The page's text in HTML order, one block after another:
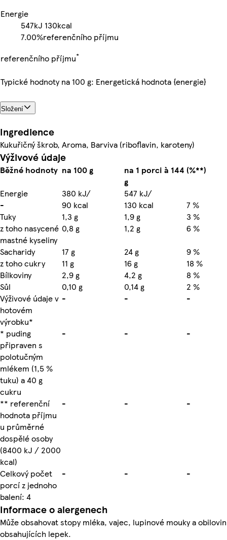
Energie
547kJ 130kcal
7.00%referenčního příjmu
referenčního příjmu*
Typické hodnoty na 100 g: Energetická hodnota {energie}
Složení
Ingredience
Kukuřičný škrob, Aroma, Barviva (riboflavin, karoteny)
Výživové údaje
Běžné hodnoty na 100 g
na 1 porci à 144
g
(%**)
Energie
380 kJ/
547 kJ/
-
90 kcal 130 kcal
7 %
Tuky
1,3 g 1,9 g
3 %
z toho nasycené
mastné kyseliny
0,8 g 1,2 g
6 %
Sacharidy
17 g 24 g
9 %
z toho cukry
11 g 16 g
18 %
Bílkoviny
2,9 g 4,2 g
8 %
Sůl
0,10 g 0,14 g
2 %
Výživové údaje v
hotovém
výrobku*
- - -
* puding
připraven s
polotučným
mlékem (1,5 %
tuku) a 40 g
cukru
- - -
** referenční
hodnota příjmu
u průměrné
dospělé osoby
(8400 kJ / 2000
kcal)
- - -
Celkový počet
porcí z jednoho
balení: 4
- - -
Informace o alergenech
Může obsahovat stopy mléka, vajec, lupinové mouky a obilovin
obsahujících lepek.